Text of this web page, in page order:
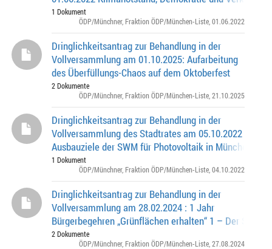
ernst nehmen – BMW-Autobahn nicht auf die Schnelle
1 Dokument
ÖDP/Münchner, Fraktion ÖDP/München-Liste , 01.06.2022
Dringlichkeitsantrag zur Behandlung in der
Vollversammlung am 01.10.2025: Aufarbeitung
des Überfüllungs-Chaos auf dem Oktoberfest
2 Dokumente
ÖDP/Münchner, Fraktion ÖDP/München-Liste , 21.10.2025
Dringlichkeitsantrag zur Behandlung in der
Vollversammlung des Stadtrates am 05.10.2022
Ausbauziele der SWM für Photovoltaik in München
verzehnfachen!
1 Dokument
ÖDP/Münchner, Fraktion ÖDP/München-Liste , 04.10.2022
Dringlichkeitsantrag zur Behandlung in der
Vollversammlung am 28.02.2024 : 1 Jahr
Bürgerbegehren „Grünflächen erhalten“ 1 – Der
bekennt sich weiterhin zu den Zielen!
2 Dokumente
ÖDP/Münchner, Fraktion ÖDP/München-Liste , 27.08.2024